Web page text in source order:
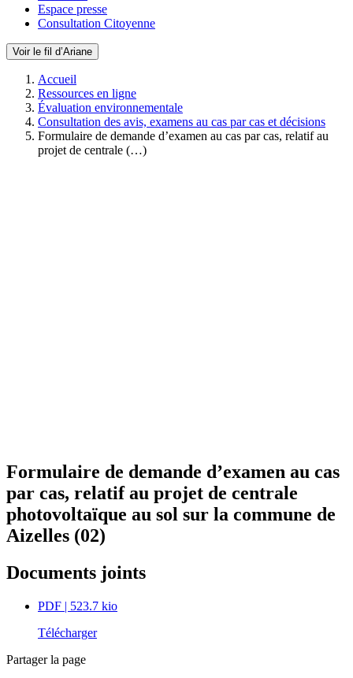
Espace presse
Consultation Citoyenne
Voir le fil d’Ariane
Accueil
Ressources en ligne
Évaluation environnementale
Consultation des avis, examens au cas par cas et décisions
Formulaire de demande d’examen au cas par cas, relatif au
projet de centrale (…)
Formulaire de demande d’examen au cas
par cas, relatif au projet de centrale
photovoltaïque au sol sur la commune de
Aizelles (02)
Documents joints
PDF | 523.7 kio
Télécharger
Partager la page